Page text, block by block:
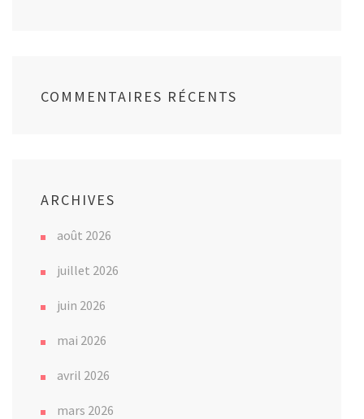
COMMENTAIRES RÉCENTS
ARCHIVES
août 2026
juillet 2026
juin 2026
mai 2026
avril 2026
mars 2026